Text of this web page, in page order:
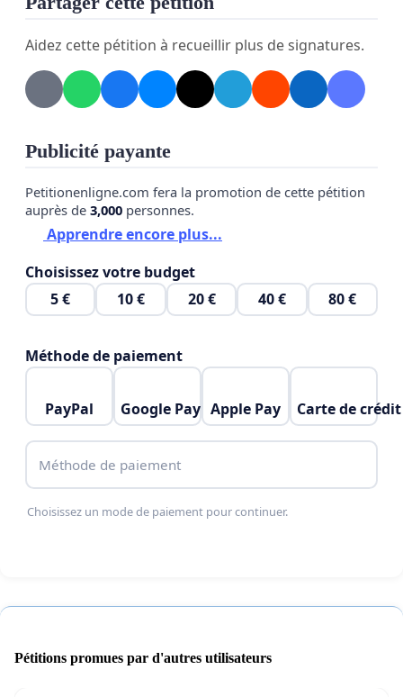
académique en Afrique de l’Ouest. Ils adhèrent aux
propositions de la commission consultative du
tenir compte cette-fois-ci des potentialités
scientifiques, historiques et socio-économique du
terroir, qui préconise une université sans
discrimination linguistique ou négation religieuse.
Aidez cette pétition à recueillir plus de signatures.
Publicité payante
Petitionenligne.com fera la promotion de cette pétition
auprès de 3,000 personnes.
Apprendre encore plus...
Choisissez votre budget
5 €
10 € 20 € 40 € 80 €
Méthode de paiement
PayPal Google Pay Apple Pay Carte de crédit
Méthode de paiement
Choisissez un mode de paiement pour continuer.
Pétitions promues par d'autres utilisateurs